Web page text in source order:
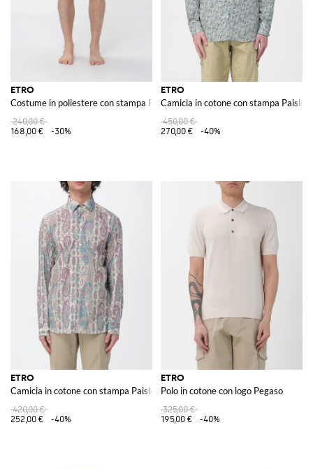
ETRO
Costume in poliestere con stampa Paisley
240,00 €
168,00 €
-30%
ETRO
Camicia in cotone con stampa Paisley
450,00 €
270,00 €
-40%
ETRO
Camicia in cotone con stampa Paisley
420,00 €
252,00 €
-40%
ETRO
Polo in cotone con logo Pegaso
325,00 €
195,00 €
-40%